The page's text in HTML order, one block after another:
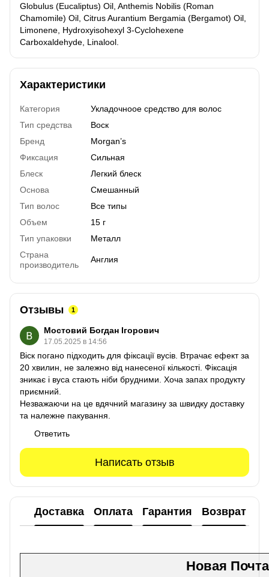
Globulus (Eucaliptus) Oil, Anthemis Nobilis (Roman
Chamomile) Oil, Citrus Aurantium Bergamia (Bergamot) Oil,
Limonene, Hydroxyisohexyl 3-Cyclohexene
Carboxaldehyde, Linalool.
Характеристики
Категория
Укладочноое средство для волос
Тип средства
Воск
Бренд
Morgan’s
Фиксация
Сильная
Блеск
Легкий блеск
Основа
Смешанный
Тип волос
Все типы
Объем
15 г
Тип упаковки
Металл
Страна
производитель
Англия
Отзывы 1
Мостовий Богдан Ігорович
17.05.2025 в 14:56
Віск погано підходить для фіксації вусів. Втрачає ефект за
20 хвилин, не залежно від нанесеної кількості. Фіксація
зникає і вуса стають ніби брудними. Хоча запах продукту
приємний.
Незважаючи на це вдячний магазину за швидку доставку
та належне пакування.
Ответить
Написать отзыв
Доставка Оплата Гарантия Возврат
Новая Почта